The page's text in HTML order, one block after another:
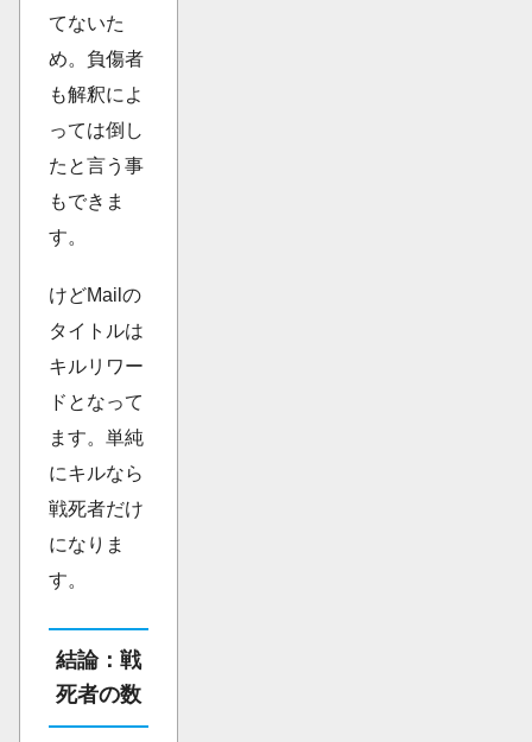
てないた
め。負傷者
も解釈によ
っては倒し
たと言う事
もできま
す。
けどMailの
タイトルは
キルリワー
ドとなって
ます。単純
にキルなら
戦死者だけ
になりま
す。
結論：戦
死者の数